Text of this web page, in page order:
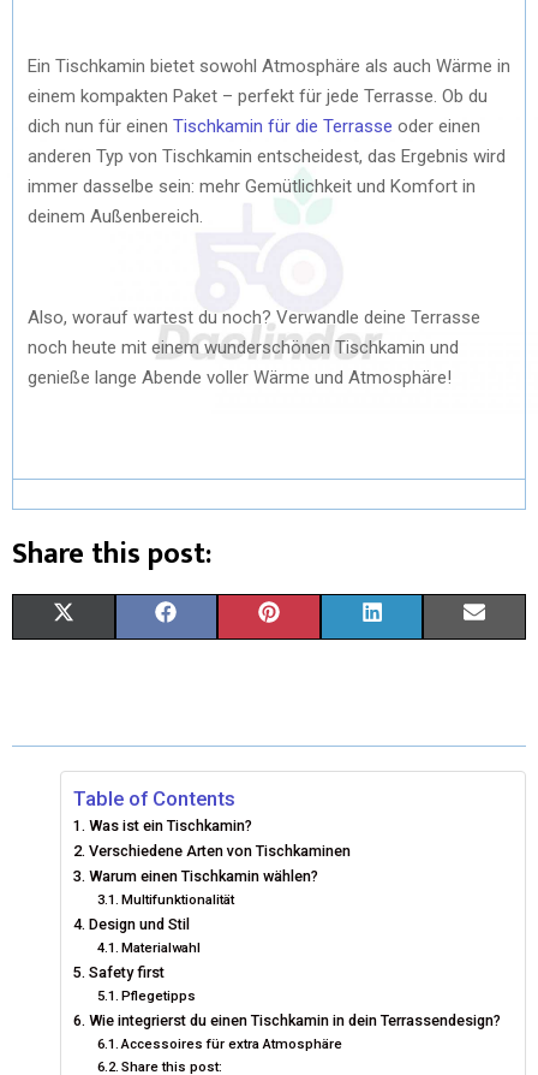
Ein Tischkamin bietet sowohl Atmosphäre als auch Wärme in
einem kompakten Paket – perfekt für jede Terrasse. Ob du
dich nun für einen Tischkamin für die Terrasse oder einen
anderen Typ von Tischkamin entscheidest, das Ergebnis wird
immer dasselbe sein: mehr Gemütlichkeit und Komfort in
deinem Außenbereich.
Also, worauf wartest du noch? Verwandle deine Terrasse
noch heute mit einem wunderschönen Tischkamin und
genieße lange Abende voller Wärme und Atmosphäre!
Share this post:
W
I
T
T
E
R
E
B
O
O
K
T
E
K I
Table of Contents
Was ist ein Tischkamin?
Verschiedene Arten von Tischkaminen
Warum einen Tischkamin wählen?
Multifunktionalität
Design und Stil
Materialwahl
Safety first
Pflegetipps
Wie integrierst du einen Tischkamin in dein Terrassendesign?
Accessoires für extra Atmosphäre
Share this post: